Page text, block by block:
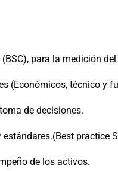
para la medición
(Económicos, técnico y
de decisiones.
practice
de los activos.